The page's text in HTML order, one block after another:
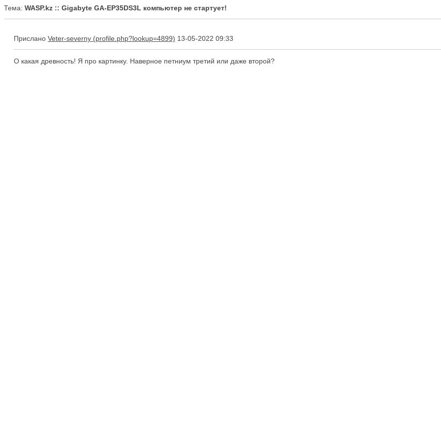
Тема: WASP.kz :: Gigabyte GA-EP35DS3L компьютер не стартует!
Прислано Veter-severny 13-05-2022 09:33
О какая древность! Я про картинку. Наверное петниум третий или даже второй?